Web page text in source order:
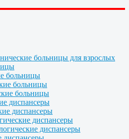
больницы для взрослых
больницы
больницы
больницы
диспансеры
диспансеры
диспансеры
диспансеры